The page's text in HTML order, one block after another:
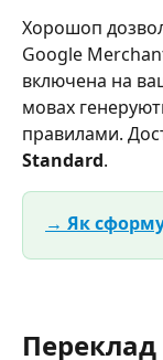
Хорошоп
Google
включена на
мовах
правилами.
Standard.
→ Як
Переклад